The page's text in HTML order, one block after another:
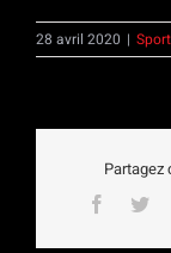
28 avril 2020 |
Partagez